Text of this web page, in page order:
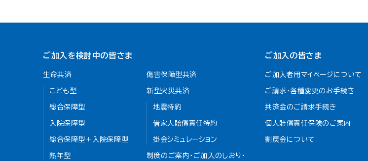
ご加入を検討中の皆さま
生命共済
こども型
総合保障型
入院保障型
総合保障型＋入院保障型
熟年型
傷害保障型共済
新型火災共済
地震特約
借家人賠償責任特約
掛金シミュレーション
制度のご案内・ご加入のしおり・
ご加入の皆さま
ご加入者用マイページについて
ご請求・各種変更のお手続き
共済金のご請求手続き
個人賠償責任保険のご案内
割戻金について​